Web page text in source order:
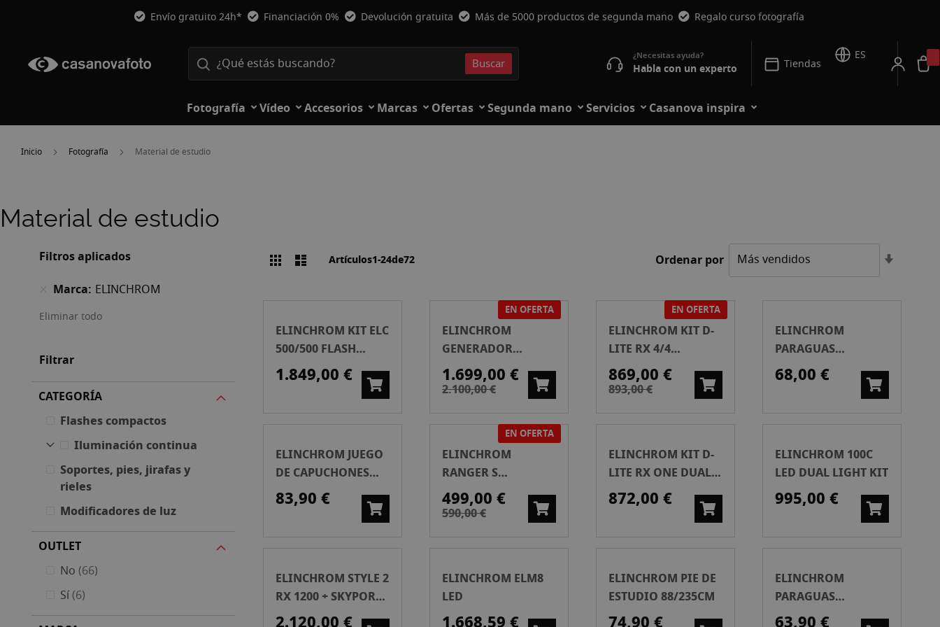
Envío gratuito 24h* Financiación 0% Devolución gratuita Más de 5000 productos de segunda mano Regalo curso fotografía
Buscar Habla con un experto Tiendas
ES
Fotografía Vídeo Accesorios Marcas Ofertas Segunda mano Servicios Casanova inspira
Inicio Fotografía Material de estudio
Material de estudio
Filtros aplicados
Marca ELINCHROM
Eliminar todo
Filtrar
CATEGORÍA
Flashes compactos
Iluminación continua
Soportes, pies, jirafas y
rieles
Modificadores de luz
OUTLET
No 66
artículos
Sí 6
artículos
VerParrillaListaArtículos1-24de72 Ordenar por
ELINCHROM KIT ELC
500/500 FLASH
ESTUDIO
1.849,00 €
EN OFERTA
ELINCHROM
GENERADOR
RANGER RX
+ANTORCHA S
1.699,00 €
2.100,00 €
EN OFERTA
ELINCHROM KIT D-
LITE RX 4/4
SOFTBOX TO GO
869,00 €
893,00 €
ELINCHROM
PARAGUAS
SHALLOW
TRASLÚCIDO 105 CM
68,00 €
ELINCHROM JUEGO
DE CAPUCHONES
COLOR OCF
83,90 €
EN OFERTA
ELINCHROM
RANGER S
ANTORCHA
499,00 €
590,00 €
ELINCHROM KIT D-
LITE RX ONE DUAL
STUDIO
872,00 €
ELINCHROM 100C
LED DUAL LIGHT KIT
995,00 €
ELINCHROM STYLE 2
RX 1200 + SKYPORT
KIT FLASH ESTUDIO
2.120,00 €
ELINCHROM ELM8
LED
1.668,59 €
ELINCHROM PIE DE
ESTUDIO 88/235CM
74,90 €
ELINCHROM
PARAGUAS
SHALLOW PLATA 105
63,90 €